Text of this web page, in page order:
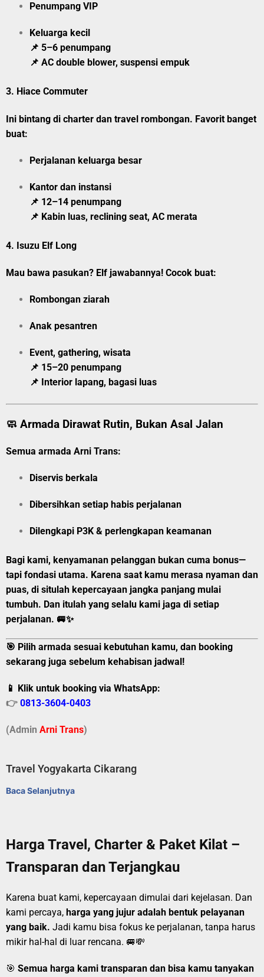
Penumpang VIP
Keluarga kecil
📌 5–6 penumpang
📌 AC double blower, suspensi empuk
3. Hiace Commuter
Ini bintang di charter dan travel rombongan. Favorit banget
buat:
Perjalanan keluarga besar
Kantor dan instansi
📌 12–14 penumpang
📌 Kabin luas, reclining seat, AC merata
4. Isuzu Elf Long
Mau bawa pasukan? Elf jawabannya! Cocok buat:
Rombongan ziarah
Anak pesantren
Event, gathering, wisata
📌 15–20 penumpang
📌 Interior lapang, bagasi luas
🧼 Armada Dirawat Rutin, Bukan Asal Jalan
Semua armada Arni Trans:
Diservis berkala
Dibersihkan setiap habis perjalanan
Dilengkapi P3K & perlengkapan keamanan
Bagi kami, kenyamanan pelanggan bukan cuma bonus—
tapi fondasi utama. Karena saat kamu merasa nyaman dan
puas, di situlah kepercayaan jangka panjang mulai
tumbuh. Dan itulah yang selalu kami jaga di setiap
perjalanan. 🚐✨
🎯 Pilih armada sesuai kebutuhan kamu, dan booking
sekarang juga sebelum kehabisan jadwal!
📱 Klik untuk booking via WhatsApp:
👉 0813-3604-0403
(Admin Arni Trans)
Travel Yogyakarta Cikarang
Baca Selanjutnya
Harga Travel, Charter & Paket Kilat –
Transparan dan Terjangkau
Karena buat kami, kepercayaan dimulai dari kejelasan. Dan
kami percaya, harga yang jujur adalah bentuk pelayanan
yang baik. Jadi kamu bisa fokus ke perjalanan, tanpa harus
mikir hal-hal di luar rencana. 🚐💸
🎯 Semua harga kami transparan dan bisa kamu tanyakan